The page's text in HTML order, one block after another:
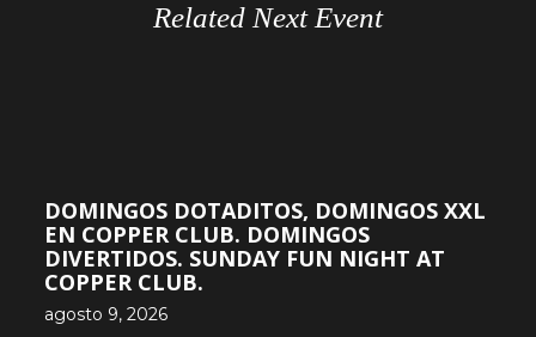
Related Next Event
DOMINGOS DOTADITOS, DOMINGOS XXL
EN COPPER CLUB. DOMINGOS
DIVERTIDOS. SUNDAY FUN NIGHT AT
COPPER CLUB.
agosto 9, 2026